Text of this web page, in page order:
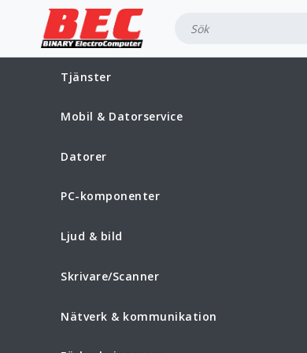
Tjänster
Mobil & Datorservice
Datorer
PC-komponenter
Ljud & bild
Skrivare/Scanner
Nätverk & kommunikation